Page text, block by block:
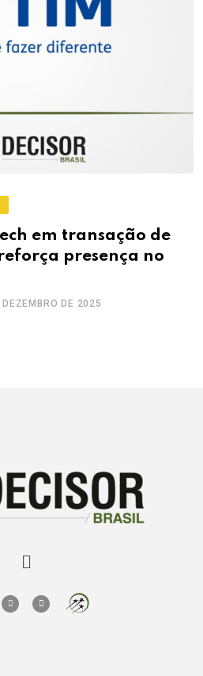
em transação de
presença no
DEZEMBRO DE 2025